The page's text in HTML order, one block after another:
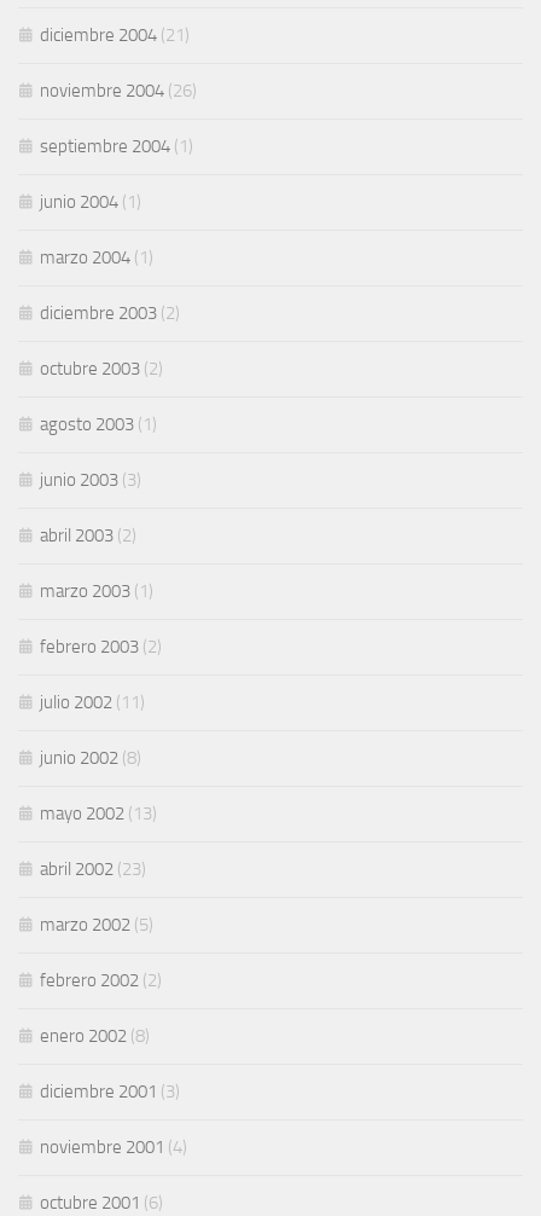
diciembre 2004 (21)
noviembre 2004 (26)
septiembre 2004 (1)
junio 2004 (1)
marzo 2004 (1)
diciembre 2003 (2)
octubre 2003 (2)
agosto 2003 (1)
junio 2003 (3)
abril 2003 (2)
marzo 2003 (1)
febrero 2003 (2)
julio 2002 (11)
junio 2002 (8)
mayo 2002 (13)
abril 2002 (23)
marzo 2002 (5)
febrero 2002 (2)
enero 2002 (8)
diciembre 2001 (3)
noviembre 2001 (4)
octubre 2001 (6)